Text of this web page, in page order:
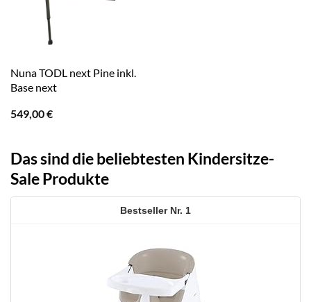
Nuna TODL next Pine inkl.
Base next
549,00€
Das sind die beliebtesten Kindersitze-
Sale Produkte
1